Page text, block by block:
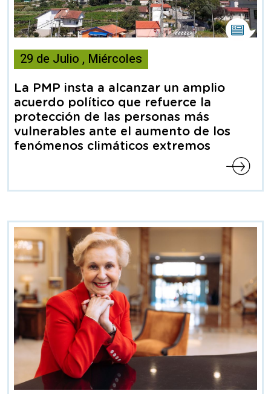
Esta
noticia
29 de Julio , Miércoles
La PMP insta a alcanzar un amplio
acuerdo político que refuerce la
protección de las personas más
vulnerables ante el aumento de los
fenómenos climáticos extremos